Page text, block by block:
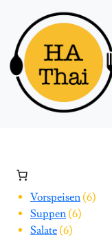
Vorspeisen 66
Suppen 66
Salate 66 Produkte